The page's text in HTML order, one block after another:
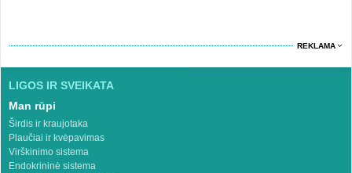
REKLAMA
LIGOS IR SVEIKATA
Man rūpi
Širdis ir kraujotaka
Plaučiai ir kvėpavimas
Virškinimo sistema
Endokrininė sistema